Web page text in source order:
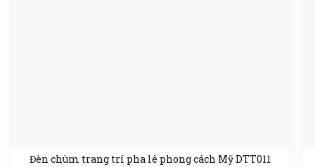
Đèn chùm trang trí pha lê phong cách Mỹ DTT011